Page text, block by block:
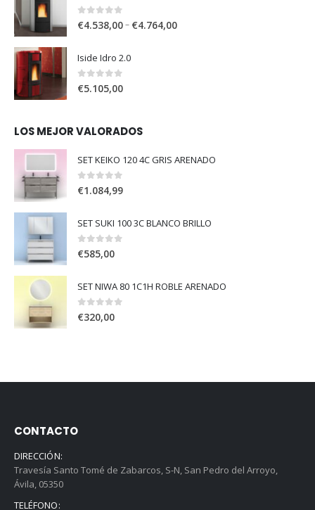
0 out of 5
€4.538,00– €4.764,00
Iside Idro 2.0
0out of 5
€5.105,00
LOS MEJOR VALORADOS
SET KEIKO 120 4C GRIS ARENADO
0 out of 5
€1.084,99
SET SUKI 100 3C BLANCO BRILLO
0out of 5
€585,00
SET NIWA 80 1C1H ROBLE ARENADO
0out of 5
€320,00
CONTACTO
DIRECCIÓN:
Travesía Santo Tomé de Zabarcos, S-N, San Pedro del Arroyo,
Ávila, 05350
TELÉFONO: